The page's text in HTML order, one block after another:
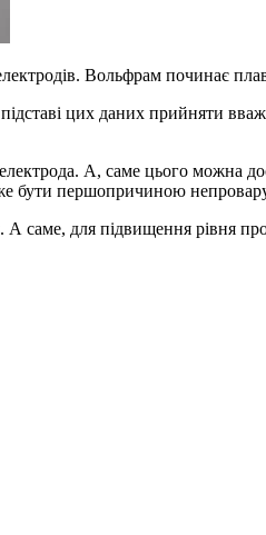
Вольфрам починає
цих даних прийняти
А, саме цього можна
бути першопричиною
для підвищення рівня